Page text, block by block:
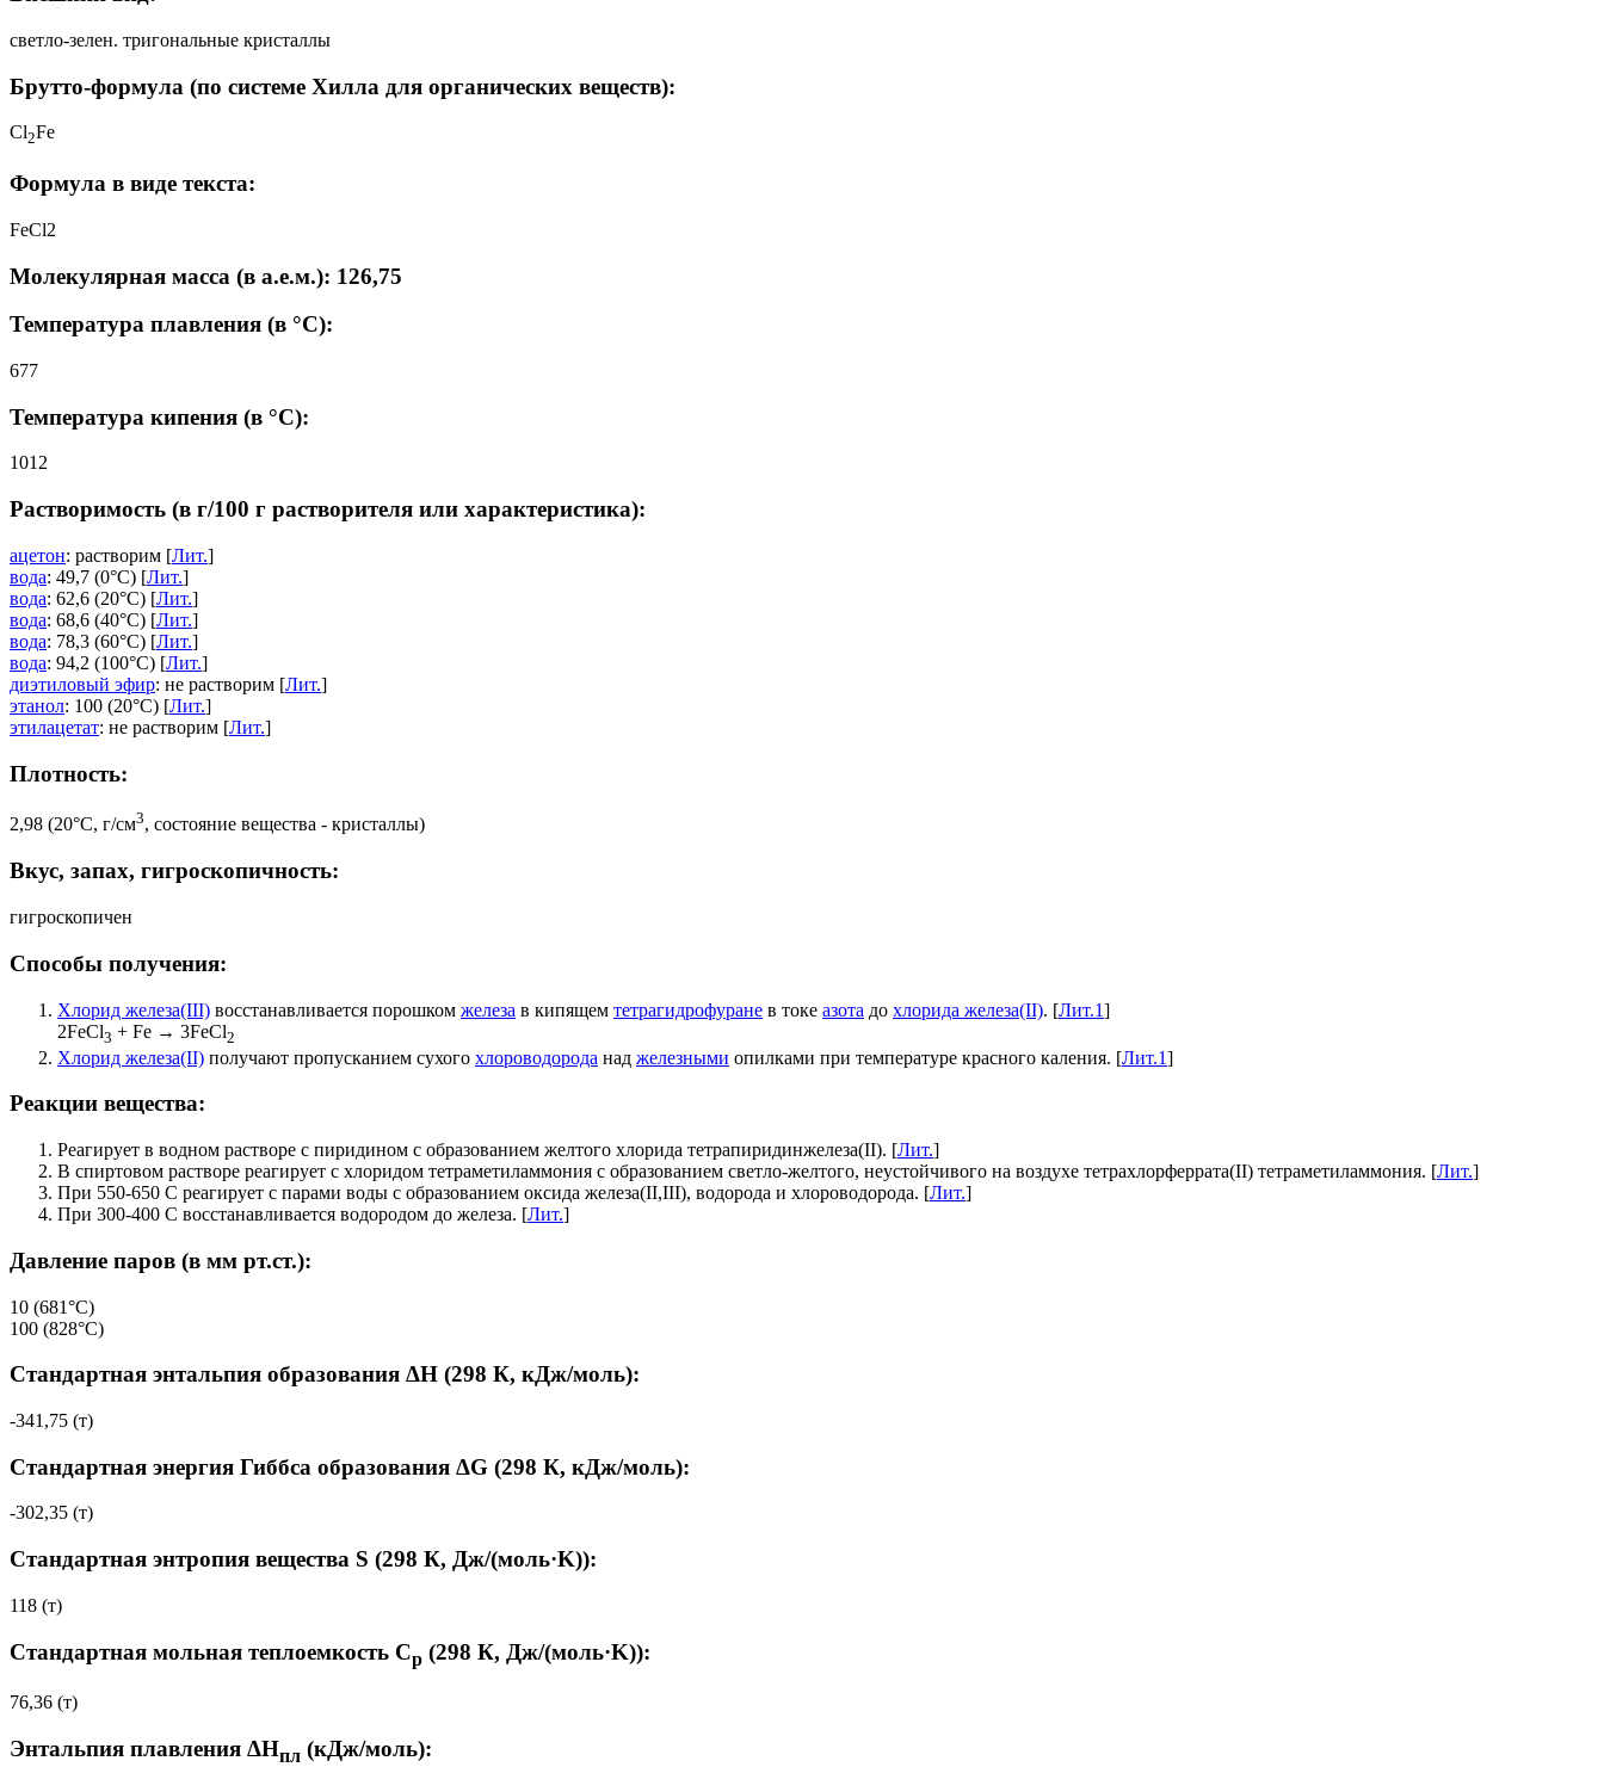
светло-зелен. тригональные кристаллы
Брутто-формула (по системе Хилла для органических веществ):
Cl2Fe
Формула в виде текста:
FeCl2
Молекулярная масса (в а.е.м.): 126,75
Температура плавления (в °C):
677
Температура кипения (в °C):
1012
Растворимость (в г/100 г растворителя или характеристика):
ацетон: растворим [Лит.]
вода: 49,7 (0°C) [Лит.]
вода: 62,6 (20°C) [Лит.]
вода: 68,6 (40°C) [Лит.]
вода: 78,3 (60°C) [Лит.]
вода: 94,2 (100°C) [Лит.]
диэтиловый эфир: не растворим [Лит.]
этанол: 100 (20°C) [Лит.]
этилацетат: не растворим [Лит.]
Плотность:
2,98 (20°C, г/см3, состояние вещества - кристаллы)
Вкус, запах, гигроскопичность:
гигроскопичен
Способы получения:
Хлорид железа(III) восстанавливается порошком железа в кипящем тетрагидрофуране в токе азота до хлорида железа(II). [Лит.1]
2FeCl3 + Fe → 3FeCl2
Хлорид железа(II) получают пропусканием сухого хлороводорода над железными опилками при температуре красного каления. [Лит.1]
Реакции вещества:
Реагирует в водном растворе с пиридином с образованием желтого хлорида тетрапиридинжелеза(II). [Лит.]
В спиртовом растворе реагирует с хлоридом тетраметиламмония с образованием светло-желтого, неустойчивого на воздухе тетрахлорферрата(II) тетраметиламмония. [Лит.]
При 550-650 С реагирует с парами воды с образованием оксида железа(II,III), водорода и хлороводорода. [Лит.]
При 300-400 С восстанавливается водородом до железа. [Лит.]
Давление паров (в мм рт.ст.):
10 (681°C)
100 (828°C)
Стандартная энтальпия образования ΔH (298 К, кДж/моль):
-341,75 (т)
Стандартная энергия Гиббса образования ΔG (298 К, кДж/моль):
-302,35 (т)
Стандартная энтропия вещества S (298 К, Дж/(моль·K)):
118 (т)
Стандартная мольная теплоемкость Cp (298 К, Дж/(моль·K)):
76,36 (т)
Энтальпия плавления ΔHпл (кДж/моль):